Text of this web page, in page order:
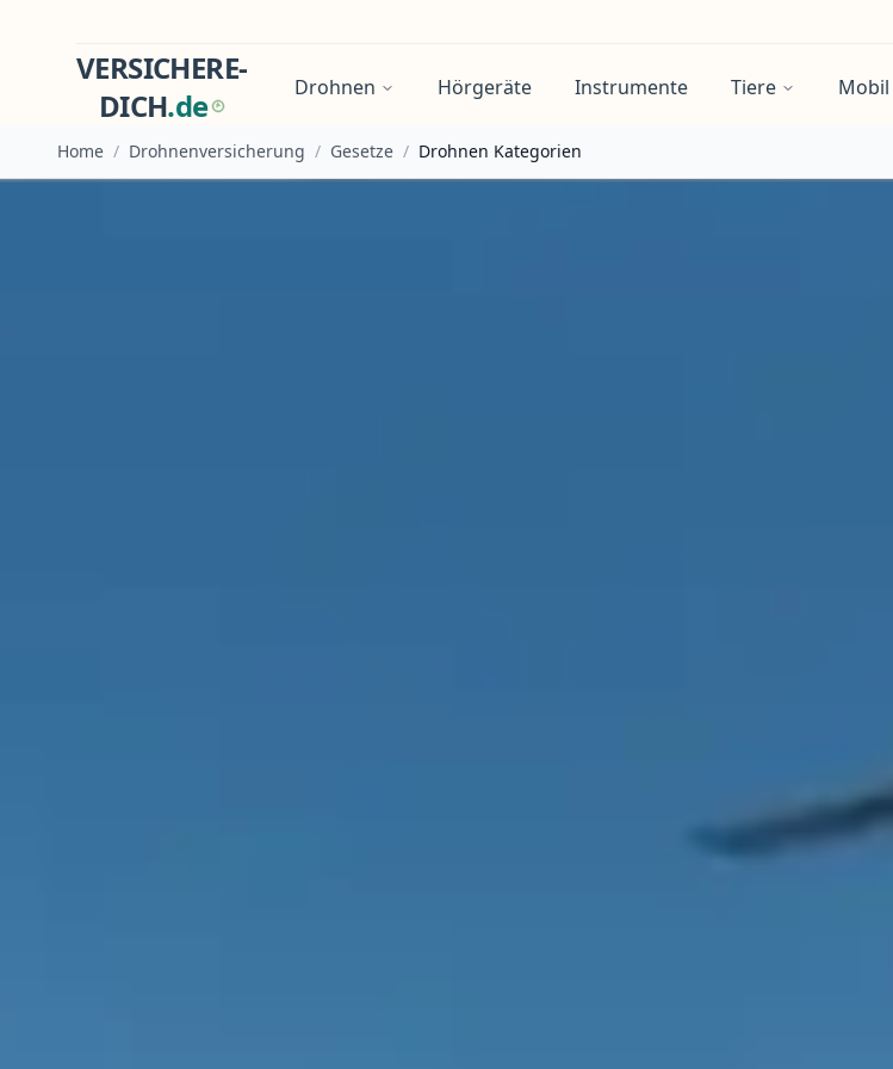
VERSICHERE-
DICH.de Drohnen Hörgeräte Instrumente Tiere Mobil
Home / Drohnenversicherung / Gesetze / Drohnen Kategorien